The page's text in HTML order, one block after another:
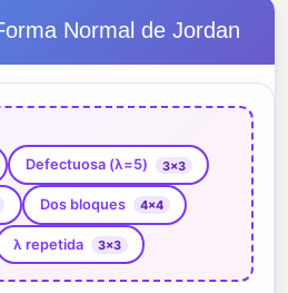
Normal de Jordan
Defectuosa (λ=5) 3×3
Dos bloques 4×4
λ repetida 3×3